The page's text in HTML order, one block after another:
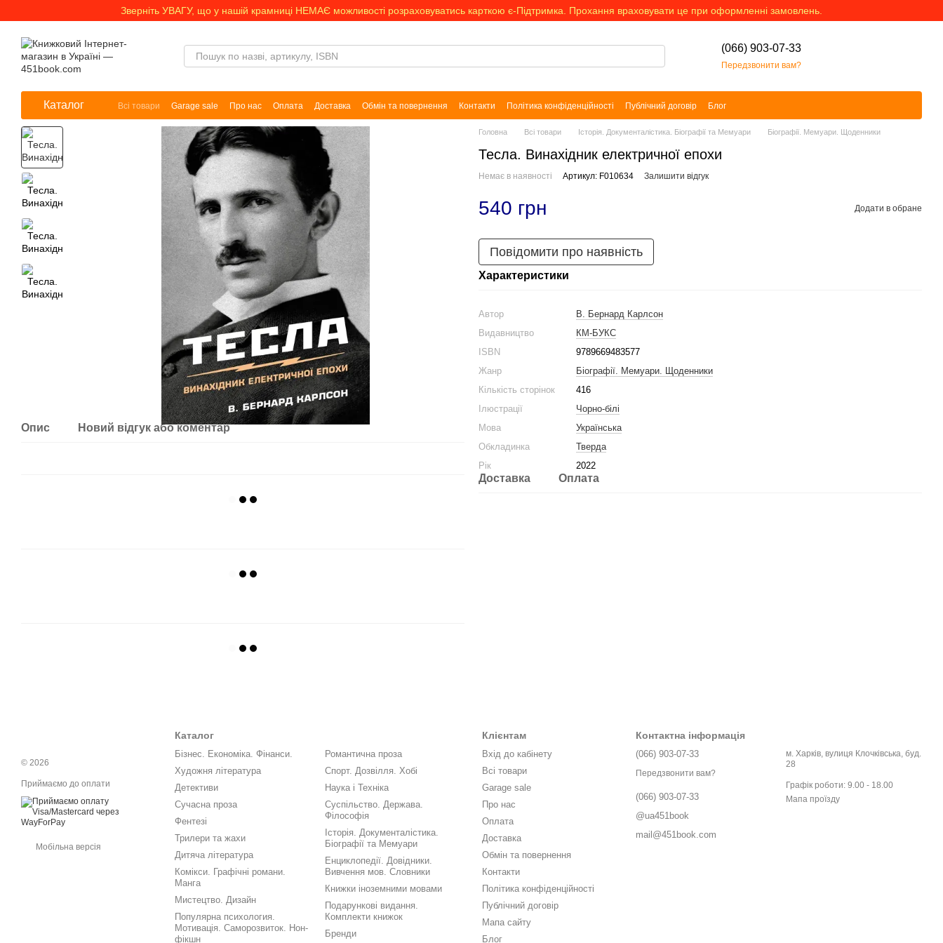
Перейти до основного контентуЗверніть УВАГУ, що у нашій крамниці НЕМАЄ можливості розраховуватись карткою є-Підтримка. Прохання враховувати це при оформленні замовлень.
(066) 903-07-33
Передзвонити вам?
Каталог Всі товари Garage sale Про нас Оплата Доставка Обмін та повернення Контакти Політика конфіденційності Публічний договір Блог
Опис Новий відгук або коментар
Головна Всі товари Історія. Документалістика. Біографії та Мемуари Біографії. Мемуари. Щоденники
Тесла. Винахідник електричної епохи
Немає в наявності Артикул: F010634 Залишити відгук
540 грн Додати в обране
Повідомити про наявність
Характеристики
Автор
В. Бернард Карлсон
Видавництво
КМ-БУКС
ISBN
9789669483577
Жанр
Біографії. Мемуари. Щоденники
Кількість сторінок
416
Ілюстрації
Чорно-білі
Мова
Українська
Обкладинка
Тверда
Рік
2022
Доставка Оплата
© 2026
Приймаємо до оплати
Мобільна версія
Каталог
Бізнес. Економіка. Фінанси.
Художня література
Детективи
Сучасна проза
Фентезі
Трилери та жахи
Дитяча література
Комікси. Графічні романи.
Манга
Мистецтво. Дизайн
Популярна психология.
Мотивація. Саморозвиток. Нон-
фікшн
Романтична проза
Спорт. Дозвілля. Хобі
Наука і Техніка
Суспільство. Держава.
Філософія
Історія. Документалістика.
Біографії та Мемуари
Енциклопедії. Довідники.
Вивчення мов. Словники
Книжки іноземними мовами
Подарункові видання.
Комплекти книжок
Бренди
Клієнтам
Вхід до кабінету
Всі товари
Garage sale
Про нас
Оплата
Доставка
Обмін та повернення
Контакти
Політика конфіденційності
Публічний договір
Мапа сайту
Блог
Контактна інформація
(066) 903-07-33
Передзвонити вам?
(066) 903-07-33
@ua451book
mail@451book.com
м. Харків, вулиця Клочківська, буд.
28
Графік роботи: 9.00 - 18.00
Мапа проїзду